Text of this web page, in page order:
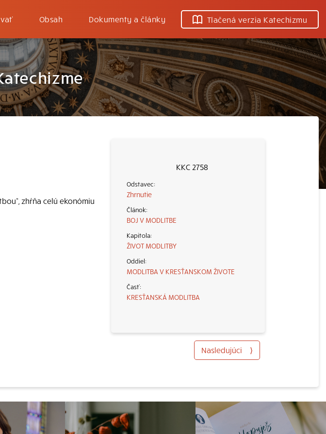
Obsah Dokumenty a články Tlačená verzia Katechizmu
KKC 2758
Zhrnutie
BOJ V MODLITBE
ŽIVOT MODLITBY
MODLITBA V KRESŤANSKOM ŽIVOTE
KRESŤANSKÁ MODLITBA
zhŕňa celú ekonómiu
Nasledujúci ⟩